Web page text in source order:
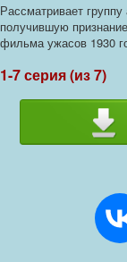
Рассматривает
получившую
фильма ужасов 1930
1-7 серия (из 7)